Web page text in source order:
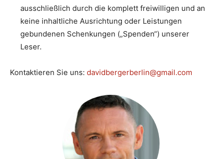
ausschließlich durch die komplett freiwilligen und an
keine inhaltliche Ausrichtung oder Leistungen
gebundenen Schenkungen („Spenden“) unserer
Leser.
Kontaktieren Sie uns: davidbergerberlin@gmail.com